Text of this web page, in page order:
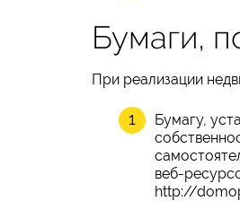
Бумаги,
При реализации
Бумагу,
веб-
http://